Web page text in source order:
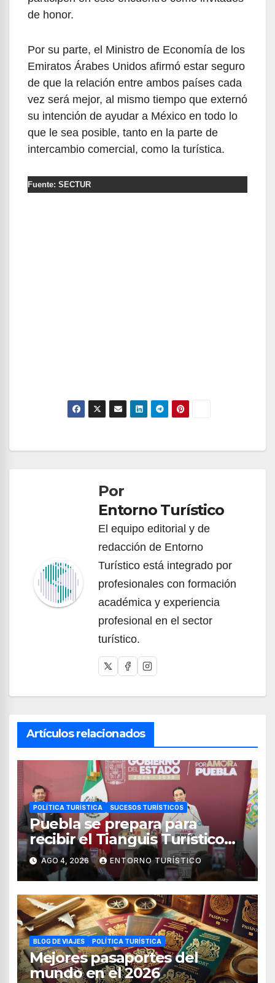
de honor.
Por su parte, el Ministro de Economía de los
Emiratos Árabes Unidos afirmó estar seguro
de que la relación entre ambos países cada
vez será mejor, al mismo tiempo que externó
su intención de ayudar a México en todo lo
que le sea posible, tanto en la parte de
intercambio comercial, como la turística.
Fuente: SECTUR
Navegación
entradasPor
Entorno Turístico
El equipo editorial y de
redacción de Entorno
Turístico está integrado por
profesionales con formación
académica y experiencia
profesional en el sector
turístico.
Artículos relacionados
POLÍTICA TURÍSTICA SUCESOS TURÍSTICOS
Puebla se prepara para
recibir el Tianguis Turístico
México 2027
AGO 4, 2026 ENTORNO TURÍSTICO
BLOG DE VIAJES POLÍTICA TURÍSTICA
Mejores pasaportes del
mundo en el 2026